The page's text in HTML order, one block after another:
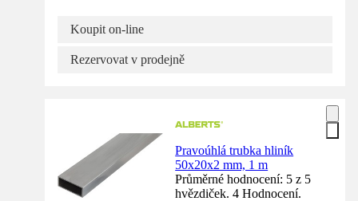
Koupit on-line
Rezervovat v prodejně
Pravoúhlá trubka hliník
50x20x2 mm, 1 m
Průměrné hodnocení: 5 z 5
hvězdiček. 4 Hodnocení.